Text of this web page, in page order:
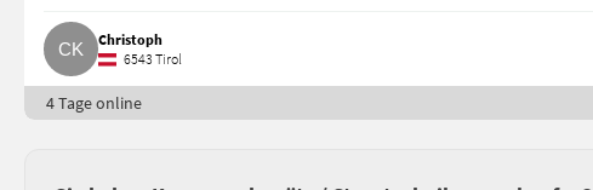
Christoph
6543 Tirol
4 Tage online